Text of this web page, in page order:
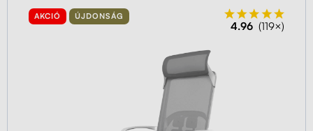
AKCIÓ ÚJDONSÁG
4.96 (119×)